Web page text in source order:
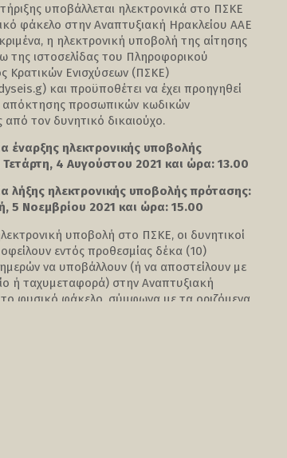
υποβάλλεται ηλεκτρονικά στο ΠΣΚΕ
φάκελο στην Αναπτυξιακή Ηρακλείου ΑΑΕ
η ηλεκτρονική υποβολή της αίτησης
της ιστοσελίδας του Πληροφορικού
Κρατικών Ενισχύσεων (ΠΣΚΕ)
και προϋποθέτει να έχει προηγηθεί
απόκτησης προσωπικών κωδικών
τον δυνητικό δικαιούχο.
έναρξης ηλεκτρονικής υποβολής
4 Αυγούστου 2021 και ώρα: 13.00
λήξης ηλεκτρονικής υποβολής πρότασης:
5 Νοεμβρίου 2021 και ώρα: 15.00
υποβολή στο ΠΣΚΕ, οι δυνητικοί
οφείλουν εντός προθεσμίας δέκα (10)
να υποβάλλουν (ή να αποστείλουν με
ή ταχυμεταφορά) στην Αναπτυξιακή
φυσικό φάκελο, σύμφωνα με τα οριζόμενα